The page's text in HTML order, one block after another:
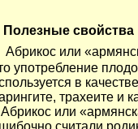
Полезные свойства
Абрикос или
употребление
в
трахеите и
или
считали